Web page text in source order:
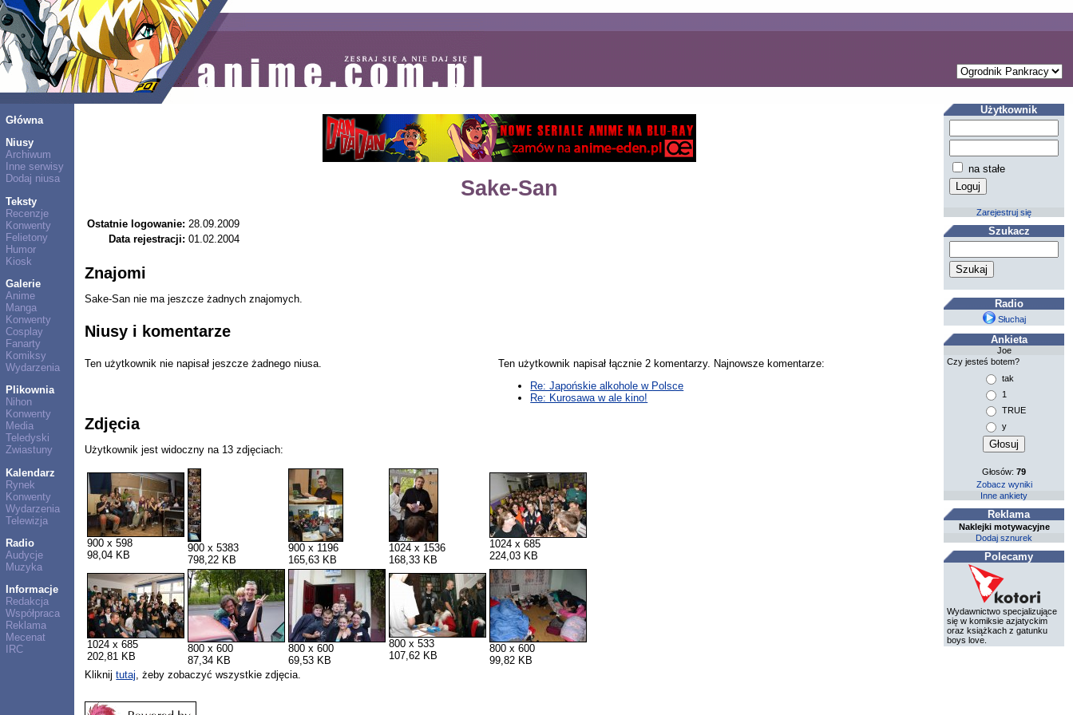
Główna
Niusy
Archiwum
Inne serwisy
Dodaj niusa
Teksty
Recenzje
Konwenty
Felietony
Humor
Kiosk
Galerie
Anime
Manga
Konwenty
Cosplay
Fanarty
Komiksy
Wydarzenia
Plikownia
Nihon
Konwenty
Media
Teledyski
Zwiastuny
Kalendarz
Rynek
Konwenty
Wydarzenia
Telewizja
Radio
Audycje
Muzyka
Informacje
Redakcja
Współpraca
Reklama
Mecenat
IRC
Sake-San
Ostatnie logowanie: 28.09.2009
Data rejestracji: 01.02.2004
Znajomi
Sake-San nie ma jeszcze żadnych znajomych.
Niusy i komentarze
Ten użytkownik nie napisał jeszcze żadnego niusa.
Ten użytkownik napisał łącznie 2 komentarzy. Najnowsze komentarze:
Re: Japońskie alkohole w Polsce
Re: Kurosawa w ale kino!
Zdjęcia
Użytkownik jest widoczny na 13 zdjęciach:
900 x 598
98,04 KB
900 x 5383
798,22 KB
900 x 1196
165,63 KB
1024 x 1536
168,33 KB
1024 x 685
224,03 KB
1024 x 685
202,81 KB
800 x 600
87,34 KB
800 x 600
69,53 KB
800 x 533
107,62 KB
800 x 600
99,82 KB
Kliknijtutaj, żeby zobaczyć wszystkie zdjęcia.
Użytkownik
na stałe
Zarejestruj się
Szukacz
Radio
Słuchaj
Ankieta
Joe
Czy jesteś botem?
tak
1
TRUE
y
Głosów:79
Zobacz wyniki
Inne ankiety
Reklama
Naklejki motywacyjne
Dodaj sznurek
Polecamy
Wydawnictwo specjalizujące
się w komiksie azjatyckim
oraz książkach z gatunku
boys love.